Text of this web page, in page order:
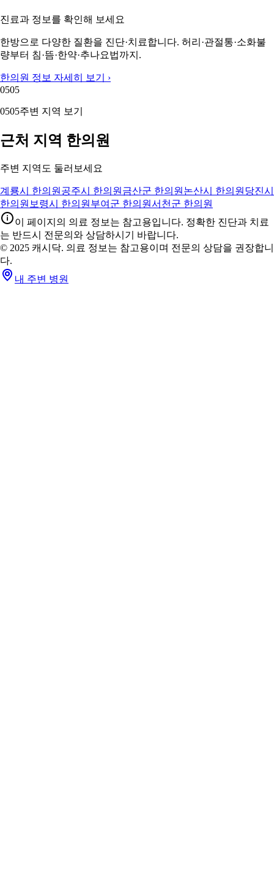
진료과 정보를 확인해 보세요
한방으로 다양한 질환을 진단·치료합니다. 허리·관절통·소화불
량부터 침·뜸·한약·추나요법까지.
한의원 정보 자세히 보기 ›
0505
0505주변 지역 보기
근처 지역 한의원
주변 지역도 둘러보세요
계룡시 한의원 공주시 한의원 금산군 한의원 논산시 한의원 당진시
한의원 보령시 한의원 부여군 한의원서천군 한의원
이 페이지의 의료 정보는 참고용입니다. 정확한 진단과 치료
는 반드시 전문의와 상담하시기 바랍니다.
© 2025 캐시닥. 의료 정보는 참고용이며 전문의 상담을 권장합니
다.
내 주변 병원